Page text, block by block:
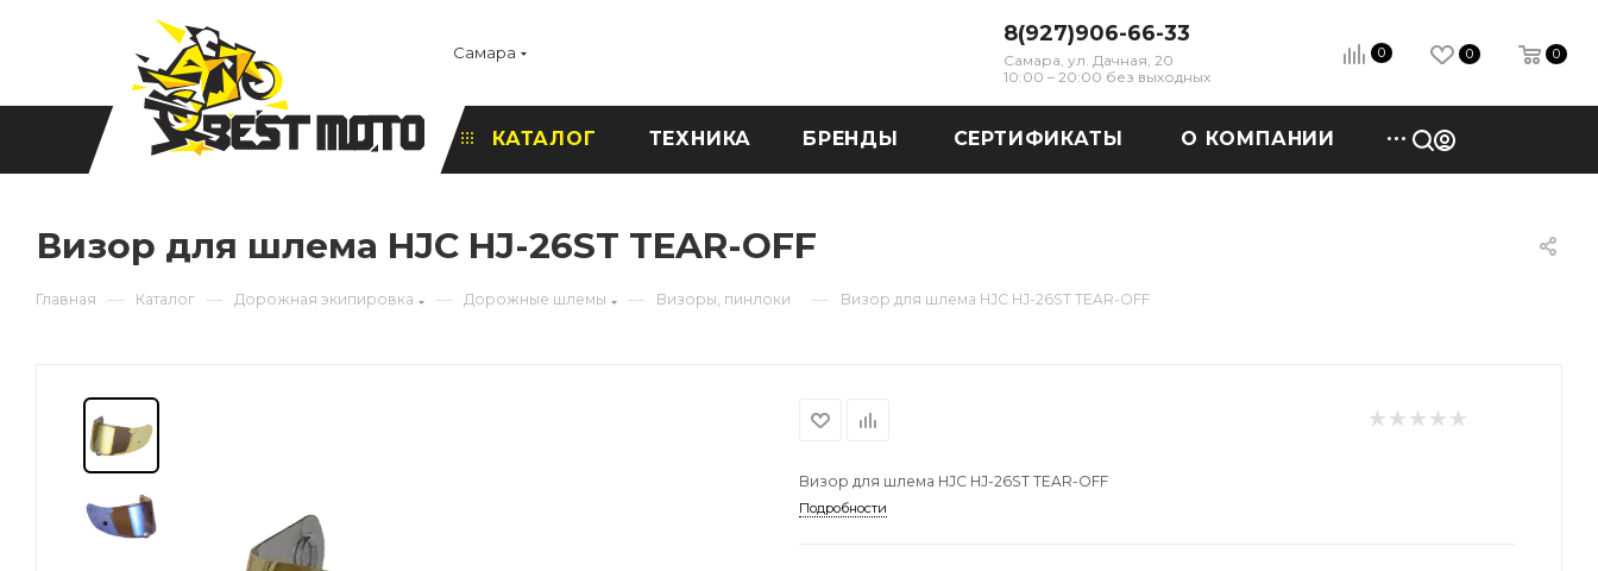
Самара
8(927)906-66-33
Самара, ул. Дачная, 20
10:00 – 20:00 без выходных
0 0 0
КАТАЛОГ ТЕХНИКА БРЕНДЫ СЕРТИФИКАТЫ О КОМПАНИИ
Визор для шлема HJC HJ-26ST TEAR-OFF
Главная — Каталог — Дорожная экипировка — Дорожные шлемы — Визоры, пинлоки — Визор для шлема HJC HJ-26ST TEAR-OFF
Визор для шлема HJC HJ-26ST TEAR-OFF
Подробности